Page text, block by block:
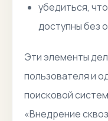
убедиться,
доступны без
Эти элементы
пользователя и
поисковой
«Внедрение